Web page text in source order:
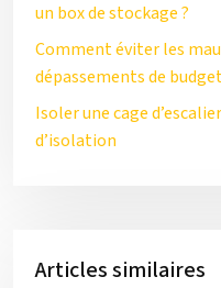
un box de stockage ?
Comment éviter les
dépassements de
Isoler une cage
d’isolation
Articles similaires